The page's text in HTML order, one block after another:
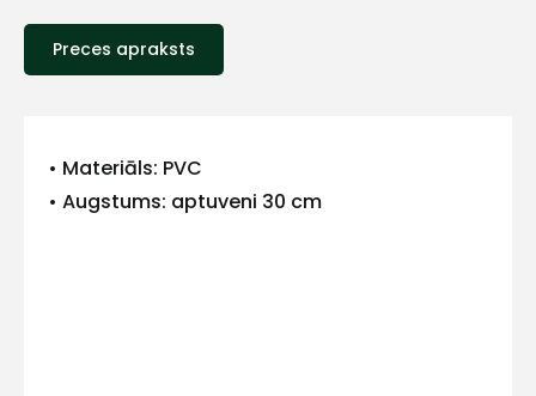
Preces apraksts
• Materiāls: PVC
• Augstums: aptuveni 30 cm
+